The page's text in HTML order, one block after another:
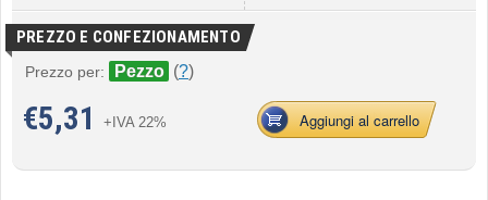
PREZZO E CONFEZIONAMENTO
Prezzo per: Pezzo (?)
€5,31 +IVA 22% Aggiungi al carrello